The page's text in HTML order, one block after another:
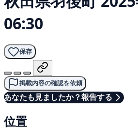
06:30
保存
掲載内容の確認を依頼
あなたも見ましたか？報告する
位置